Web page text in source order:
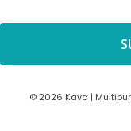
© 2026 Kava |